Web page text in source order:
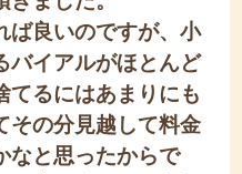
ば良いのですが、小
バイアルがほとんど
てるにはあまりにも
その分見越して料金
なと思ったからで